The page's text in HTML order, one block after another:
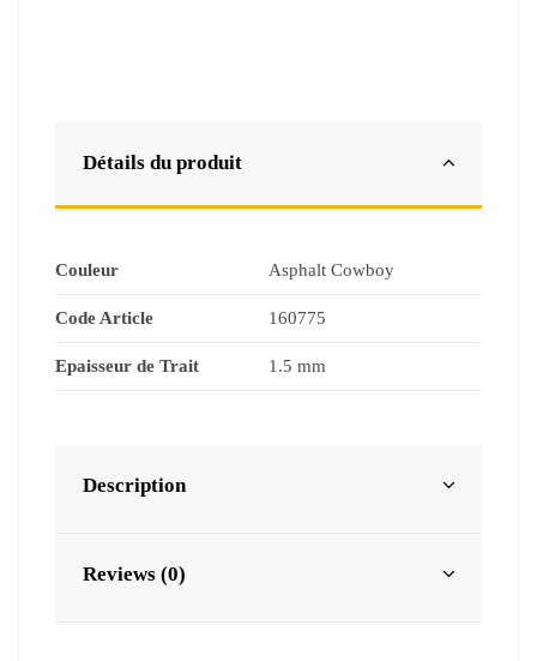
Détails du produit
Couleur Asphalt Cowboy
Code Article 160775
Epaisseur de Trait 1.5 mm
Description
Reviews (0)